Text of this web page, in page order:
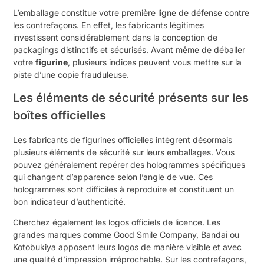
L’emballage constitue votre première ligne de défense contre
les contrefaçons. En effet, les fabricants légitimes
investissent considérablement dans la conception de
packagings distinctifs et sécurisés. Avant même de déballer
votrefigurine, plusieurs indices peuvent vous mettre sur la
piste d’une copie frauduleuse.
Les éléments de sécurité présents sur les
boîtes officielles
Les fabricants de figurines officielles intègrent désormais
plusieurs éléments de sécurité sur leurs emballages. Vous
pouvez généralement repérer des hologrammes spécifiques
qui changent d’apparence selon l’angle de vue. Ces
hologrammes sont difficiles à reproduire et constituent un
bon indicateur d’authenticité.
Cherchez également les logos officiels de licence. Les
grandes marques comme Good Smile Company, Bandai ou
Kotobukiya apposent leurs logos de manière visible et avec
une qualité d’impression irréprochable. Sur les contrefaçons,